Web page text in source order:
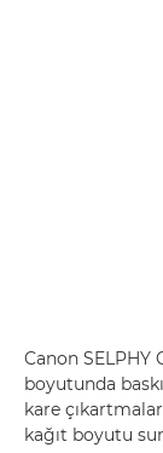
Canon SELPHY
boyutunda
kare
kağıt boyutu